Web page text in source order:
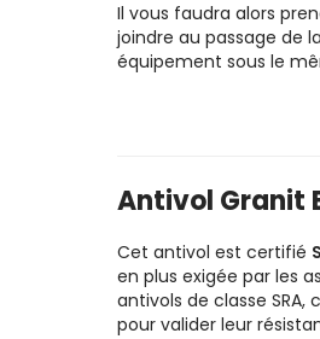
Il vous faudra alors
joindre au passage de
équipement sous le
Antivol Granit
Cet antivol est certifié
en plus exigée par les
antivols de classe SRA,
pour valider leur